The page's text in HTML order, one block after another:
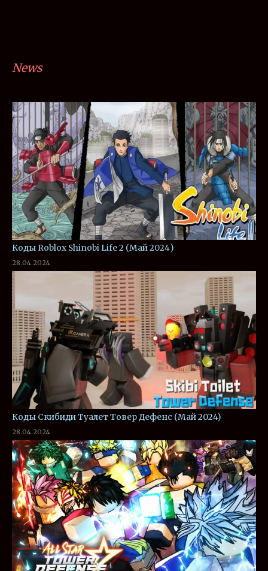
News
Коды Roblox Shinobi Life 2 (Май 2024)
28.04.2024
Коды Скибиди Туалет Товер Дефенс (Май 2024)
28.04.2024